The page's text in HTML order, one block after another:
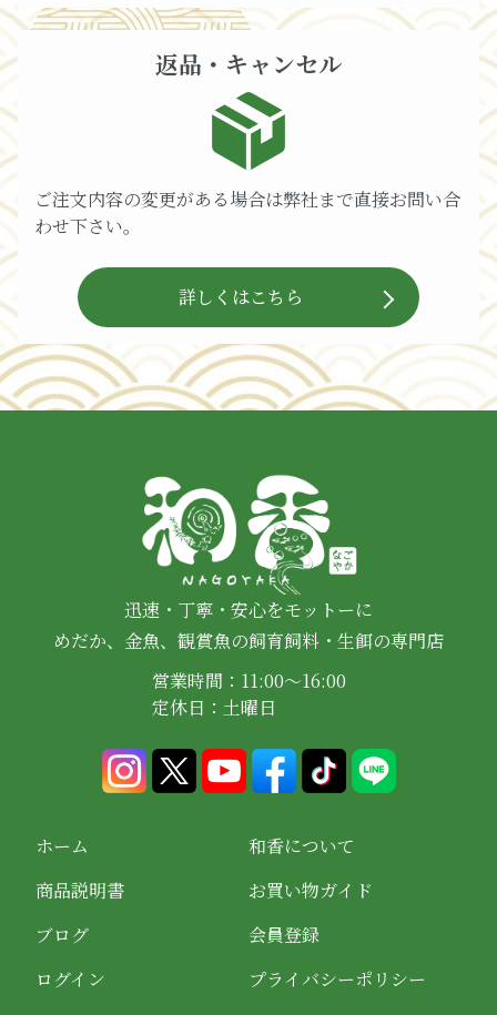
返品・キャンセル
ご注文内容の変更がある場合は弊社まで直接お問い合
わせ下さい。
詳しくはこちら
迅速・丁寧・安心をモットーに
めだか、金魚、観賞魚の飼育飼料・生餌の専門店
営業時間：11:00～16:00
定休日：土曜日
ホーム
和香について
商品説明書
お買い物ガイド
ブログ
会員登録
ログイン
プライバシーポリシー